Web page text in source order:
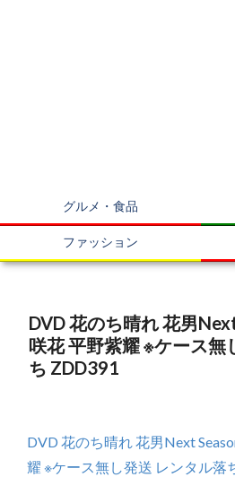
グルメ・食品
ファッション
DVD 花のち晴れ 花男
咲花 平野紫耀 ※ケース無
ち ZDD391
DVD 花のち晴れ 花男Next
耀 ※ケース無し発送 レンタル落